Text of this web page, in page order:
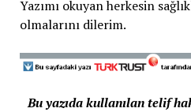
Yazımı okuyan herkesin
olmalarını dilerim.
Bu yazıda kullanılan telif